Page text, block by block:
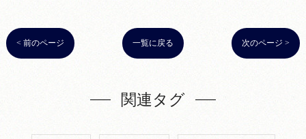
< 前のページ 一覧に戻る 次のページ >
関連タグ